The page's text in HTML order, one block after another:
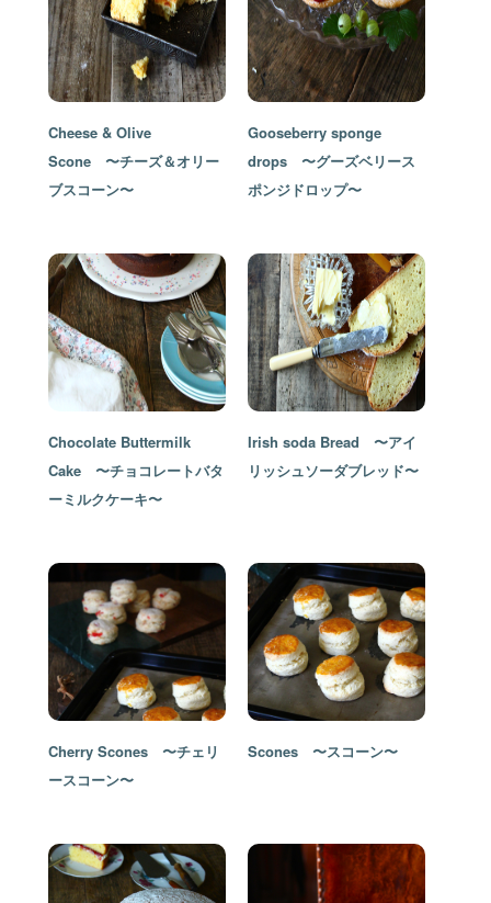
Cheese & Olive
Scone 〜チーズ＆オリー
ブスコーン〜
Gooseberry sponge
drops 〜グーズベリース
ポンジドロップ〜
Chocolate Buttermilk
Cake 〜チョコレートバタ
ーミルクケーキ〜
Irish soda Bread 〜アイ
リッシュソーダブレッド〜
Cherry Scones 〜チェリ
ースコーン〜
Scones 〜スコーン〜